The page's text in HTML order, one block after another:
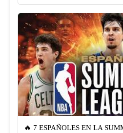
🔥 7 ESPAÑOLES EN LA